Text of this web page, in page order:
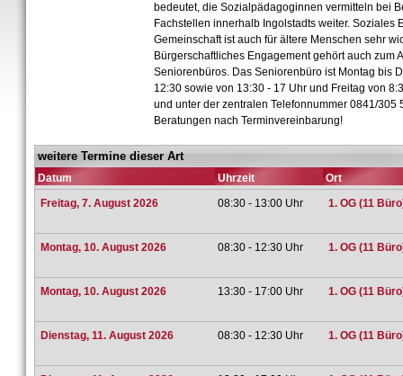
bedeutet, die Sozialpädagoginnen vermitteln bei
Fachstellen innerhalb Ingolstadts weiter. Soziales
Gemeinschaft ist auch für ältere Menschen sehr
Bürgerschaftliches Engagement gehört auch zum
Seniorenbüros. Das Seniorenbüro ist Montag bis
12:30 sowie von 13:30 - 17 Uhr und Freitag von
und unter der zentralen Telefonnummer 0841/305
Beratungen nach Terminvereinbarung!
weitere Termine dieser Art
Datum Uhrzeit
Ort
Freitag, 7. August 2026
08:30 - 13:00 Uhr 1. OG (11
Montag, 10. August 2026 08:30 - 12:30 Uhr 1. OG (11
Montag, 10. August 2026 13:30 - 17:00 Uhr 1. OG (11
Dienstag, 11. August 2026 08:30 - 12:30 Uhr 1. OG (11